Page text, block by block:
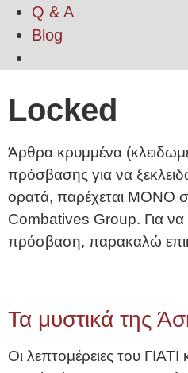
Q & A
Blog
Locked
Άρθρα κρυμμένα
πρόσβασης για να
ορατά, παρέχεται ΜΟΝΟ
Combatives Group. Για να
πρόσβαση, παρακαλώ
Τα μυστικά της
Οι λεπτομέρειες του